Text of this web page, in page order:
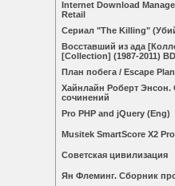
Internet Download
Retail
Сериал "The Killing"
Восставший из ада
[Collection] (1987-2011)
План побега / Escape
Хайнлайн Роберт Энсон.
сочинений
Pro PHP and jQuery (Eng)
Musitek SmartScore X2
Советская цивилизация
Ян Флеминг. Сборник